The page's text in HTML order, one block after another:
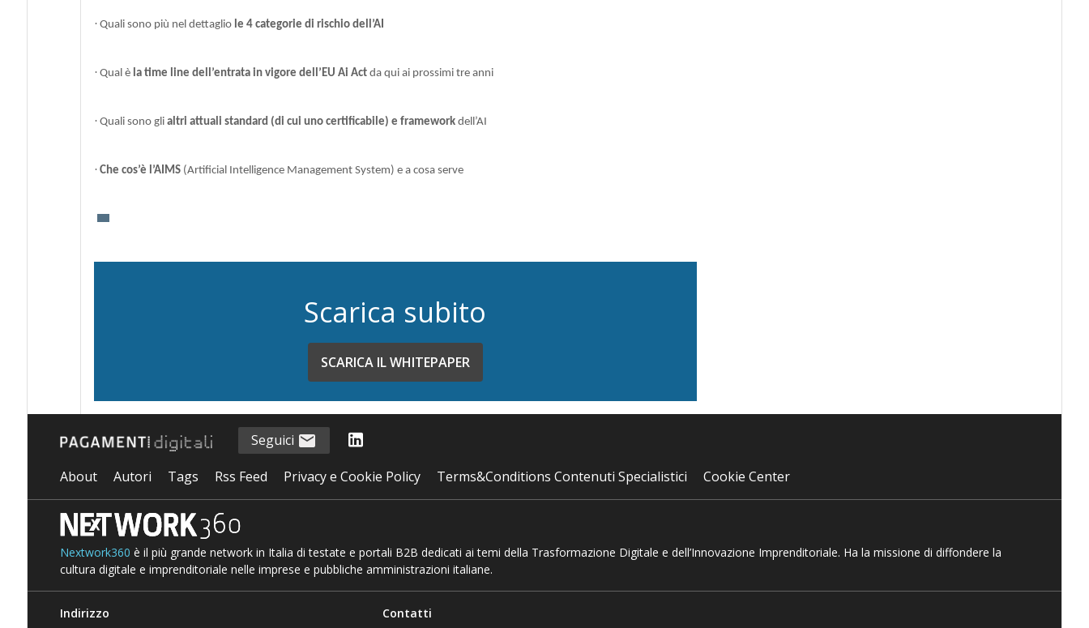
· Quali sono più nel dettaglio le 4 categorie di rischio dell’AI
· Qual è la time line dell’entrata in vigore dell’EU Ai Actda qui ai prossimi tre anni
· Quali sono gli altri attuali standard (di cui uno certificabile) e frameworkdell’AI
· Che cos’è l’AIMS(Artificial Intelligence Management System) e a cosa serve
Scarica subito
SCARICA IL WHITEPAPER
Seguici
About Autori Tags Rss Feed Privacy e Cookie Policy Terms&Conditions Contenuti Specialistici Cookie Center
Nextwork360 è il più grande network in Italia di testate e portali B2B dedicati ai temi della Trasformazione Digitale e dell’Innovazione Imprenditoriale. Ha la missione di diffondere la
cultura digitale e imprenditoriale nelle imprese e pubbliche amministrazioni italiane.
Indirizzo Contatti